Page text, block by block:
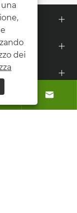

dei